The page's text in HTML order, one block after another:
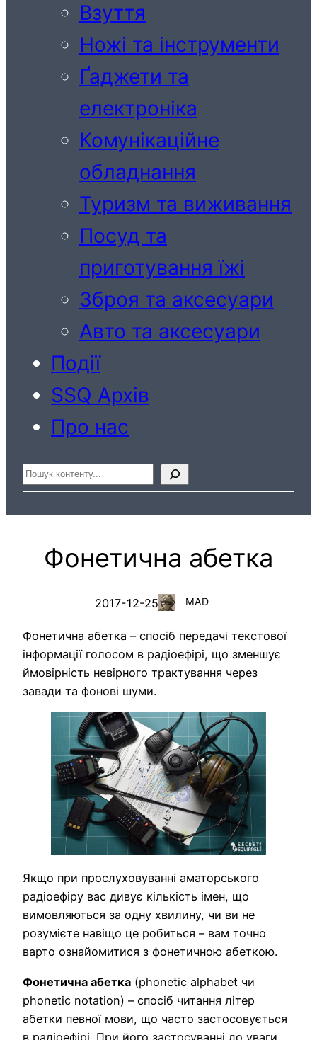
Взуття
Ножі та інструменти
Ґаджети та
електроніка
Комунікаційне
обладнання
Туризм та виживання
Посуд та
приготування їжі
Зброя та аксесуари
Авто та аксесуари
Події
SSQ Архів
Про нас
Пошук
Фонетична абетка
2017-12-25 MAD
Фонетична абетка – спосіб передачі текстової
інформації голосом в радіоефірі, що зменшує
ймовірність невірного трактування через
завади та фонові шуми.
Якщо при прослуховуванні аматорського
радіоефіру вас дивує кількість імен, що
вимовляються за одну хвилину, чи ви не
розумієте навіщо це робиться – вам точно
варто ознайомитися з фонетичною абеткою.
Фонетична абетка (phonetic alphabet чи
phonetic notation) – спосіб читання літер
абетки певної мови, що часто застосовується
в радіоефірі. При його застосуванні до уваги